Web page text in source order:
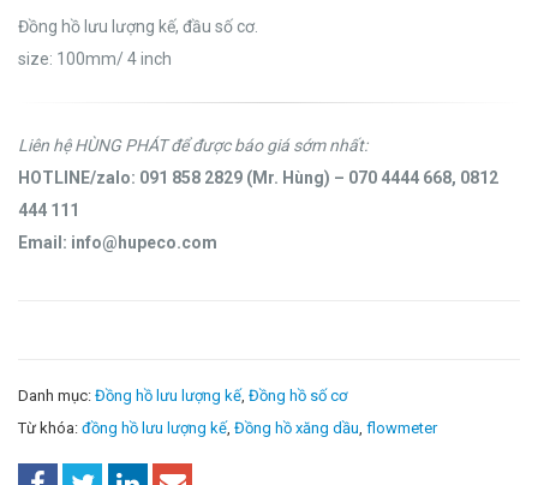
Đồng hồ lưu lượng kế, đầu số cơ.
size: 100mm/ 4 inch
Liên hệ HÙNG PHÁT để được báo giá sớm nhất:
HOTLINE/zalo: 091 858 2829 (Mr. Hùng) – 070 4444 668, 0812
444 111
Email: info@hupeco.com
Danh mục: Đồng hồ lưu lượng kế, Đồng hồ số cơ
Từ khóa: đồng hồ lưu lượng kế Đồng hồ xăng dầu flowmeter